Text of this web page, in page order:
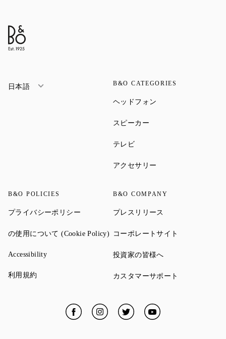
日本語 B&O CATEGORIES
ヘッドフォン
スピーカー
テレビLink Opens in New Tab
アクセサリー
B&O POLICIES
プライバシーポリシー Link Opens in New Tab
の使用について (Cookie Policy) Link Opens in New Tab
AccessibilityLink Opens in New Tab
利用規約
B&O COMPANY
プレスリリース
コーポレートサイト
投資家の皆様へ
カスタマーサポート
FacebookLink Opens in New Tab
InstagramLink Opens in New Tab
TwitterLink Opens in New Tab
YouTubeLink Opens in New